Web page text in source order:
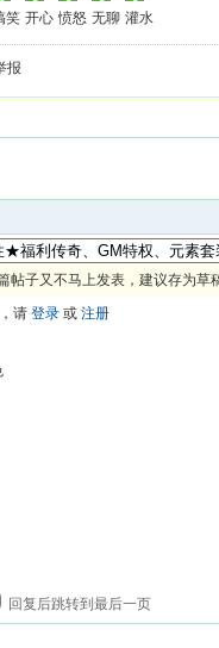
笑 开心 愤怒 无聊 灌水
报
帖子又不马上发表，建议存为草
请 登录 或 注册
回复后跳转到最后一页